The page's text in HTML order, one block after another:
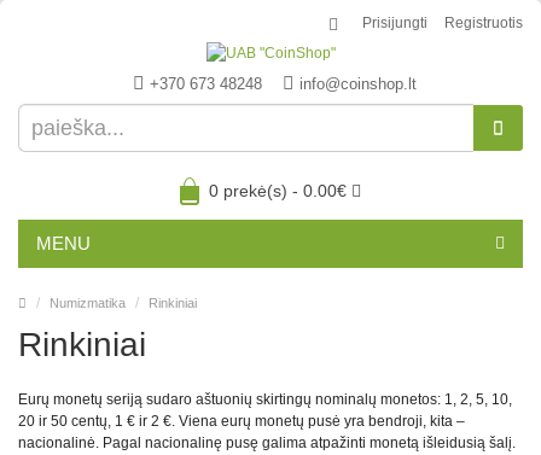
Prisijungti Registruotis
+370 673 48248 info@coinshop.lt
0 prekė(s) - 0.00€
MENU
Numizmatika Rinkiniai
Rinkiniai
Eurų monetų seriją sudaro aštuonių skirtingų nominalų monetos: 1, 2, 5, 10,
20 ir 50 centų, 1 € ir 2 €. Viena eurų monetų pusė yra bendroji, kita –
nacionalinė. Pagal nacionalinę pusę galima atpažinti monetą išleidusią šalį.